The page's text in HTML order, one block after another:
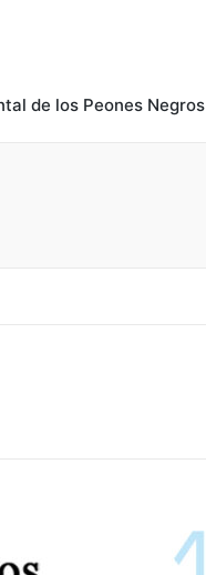
de los Peones Negros